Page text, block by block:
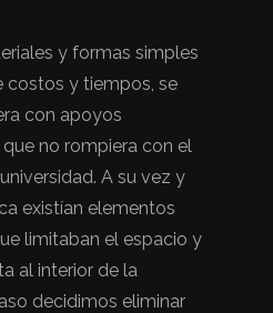
y formas simples
costos y tiempos, se
con apoyos
no rompiera con el
A su vez y
existían elementos
limitaban el espacio y
al interior de la
decidimos eliminar